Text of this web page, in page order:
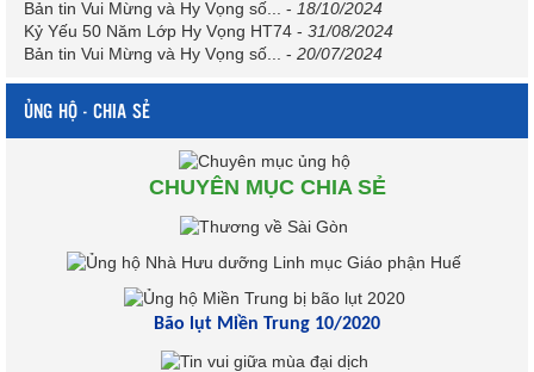
Bản tin Vui Mừng và Hy Vọng số...
- 18/10/2024
Kỷ Yếu 50 Năm Lớp Hy Vọng HT74 - 31/08/2024
Bản tin Vui Mừng và Hy Vọng số...
- 20/07/2024
ỦNG HỘ - CHIA SẺ
CHUYÊN MỤC CHIA SẺ
Bão lụt Miền Trung 10/2020